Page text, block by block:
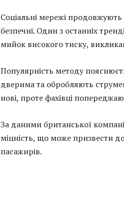
Соціальні мережі продовжують
безпечні. Один з останніх
мийок високого тиску,
Популярність методу
дверима та обробляють
нові, проте фахівці
За даними британської
міцність, що може призвести
пасажирів.